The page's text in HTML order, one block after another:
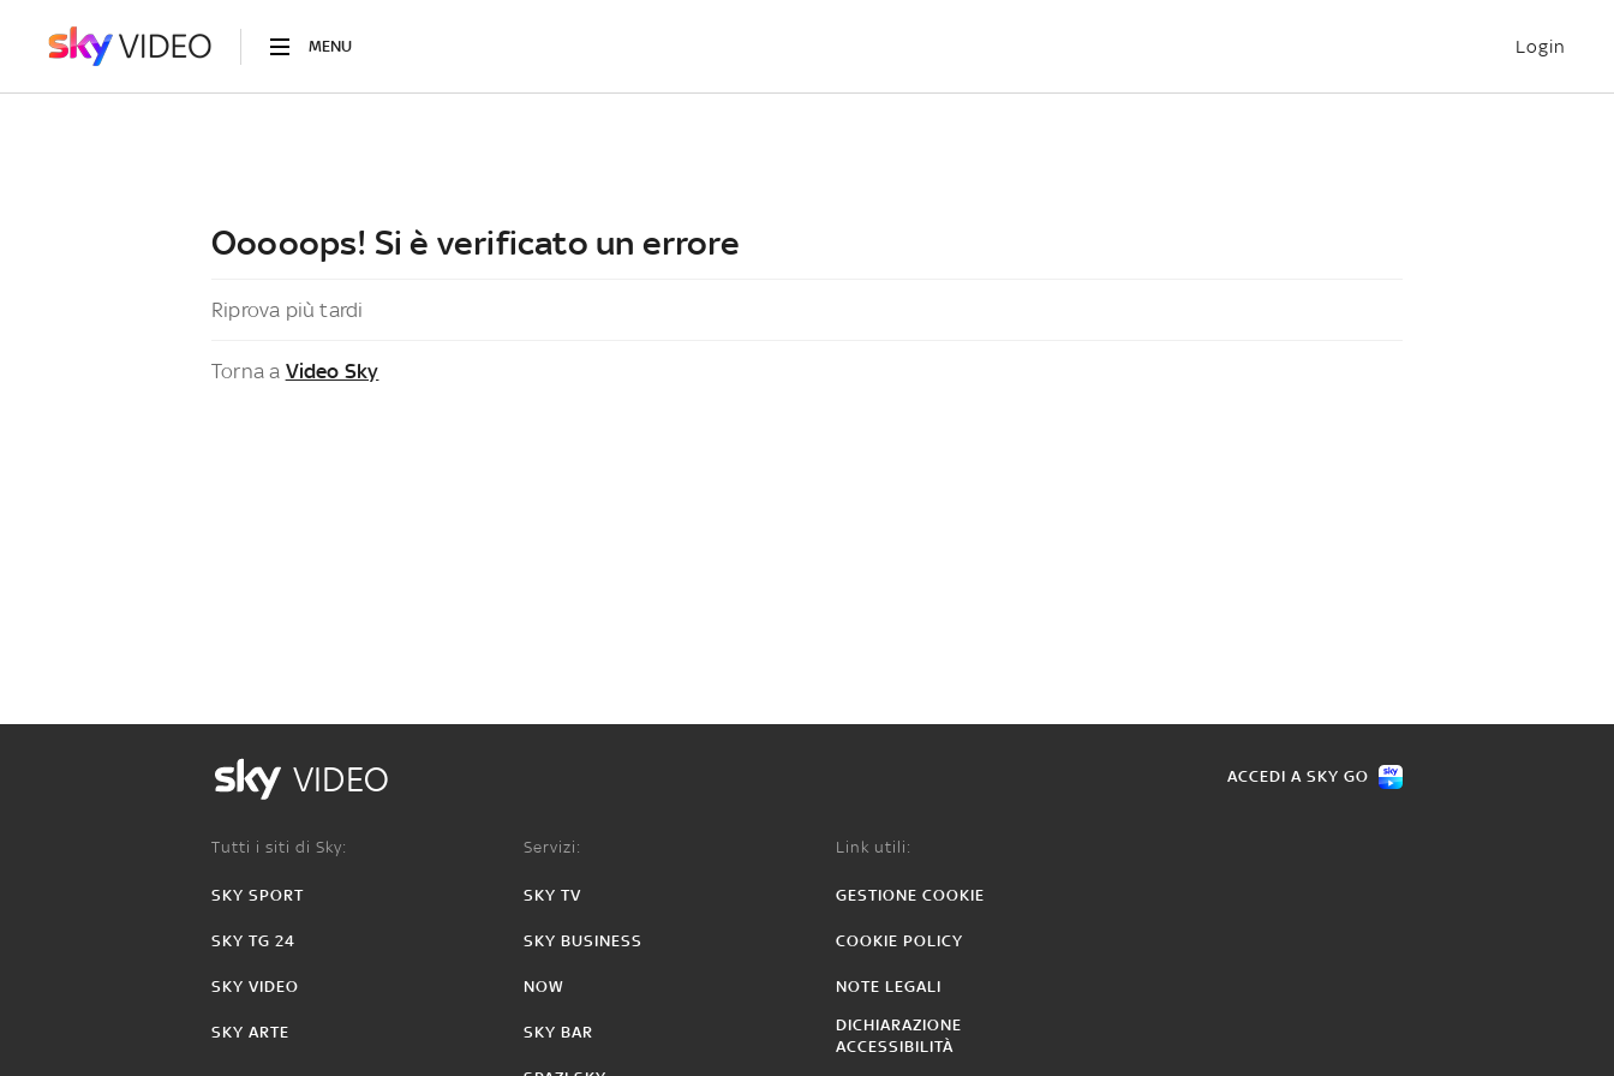
MENU Login
Ooooops! Si è verificato un errore
Riprova più tardi
Torna a Video Sky
VIDEO ACCEDI A SKY GO
Tutti i siti di Sky:
SKY SPORT
SKY TG 24
SKY VIDEO
SKY ARTE
Servizi:
SKY TV
SKY BUSINESS
NOW
SKY BAR
Link utili:
GESTIONE COOKIE
COOKIE POLICY
NOTE LEGALI
DICHIARAZIONE
ACCESSIBILITÀ